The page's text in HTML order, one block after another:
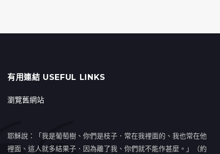
有用連結 USEFUL LINKS
瀏覽舊網站
耶穌說：「我是葡萄樹、你們是枝子．常在我裡面的、我也常在他
裡面、這人就多結果子．因為離了我、你們就不能作甚麼。」（約